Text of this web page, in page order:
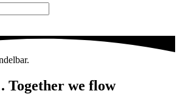
Together we flow